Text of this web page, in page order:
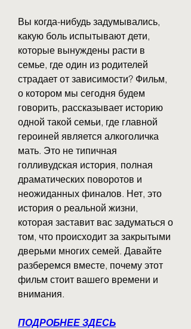
Вы когда-нибудь задумывались,
какую боль испытывают дети,
которые вынуждены расти в
семье, где один из родителей
страдает от зависимости? Фильм,
о котором мы сегодня будем
говорить, рассказывает историю
одной такой семьи, где главной
героиней является алкоголичка
мать. Это не типичная
голливудская история, полная
драматических поворотов и
неожиданных финалов. Нет, это
история о реальной жизни,
которая заставит вас задуматься о
том, что происходит за закрытыми
дверьми многих семей. Давайте
разберемся вместе, почему этот
фильм стоит вашего времени и
внимания.
ПОДРОБНЕЕ ЗДЕСЬ